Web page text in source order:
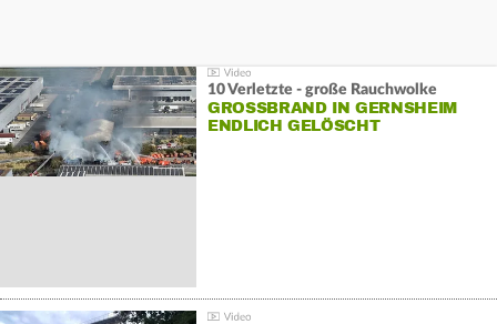
10 Verletzte - große Rauchwolke
GROSSBRAND IN GERNSHEIM E
NDLICH GELÖSCHT